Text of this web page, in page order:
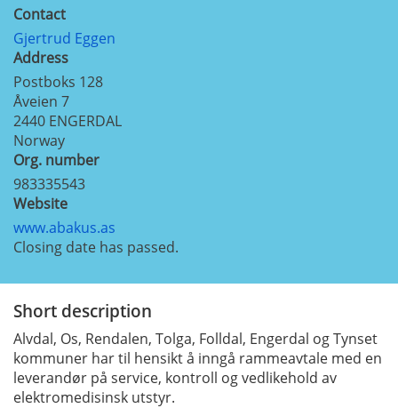
Contact
Gjertrud Eggen
Address
Postboks 128
Åveien 7
2440 ENGERDAL
Norway
Org. number
983335543
Website
www.abakus.as
Closing date has passed.
Short description
Alvdal, Os, Rendalen, Tolga, Folldal, Engerdal og Tynset
kommuner har til hensikt å inngå rammeavtale med en
leverandør på service, kontroll og vedlikehold av
elektromedisinsk utstyr.